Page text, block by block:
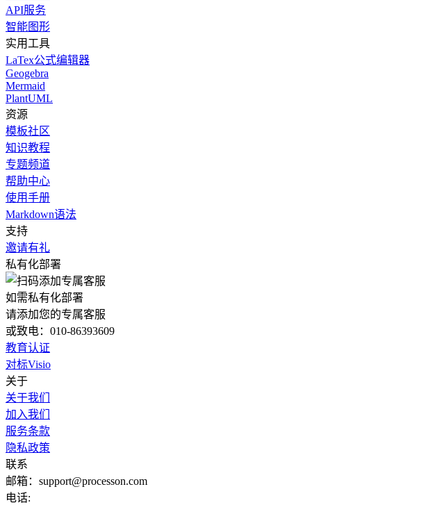
API服务
智能图形
实用工具
LaTex公式编辑器
Geogebra
Mermaid
PlantUML
资源
模板社区
知识教程
专题频道
帮助中心
使用手册
Markdown语法
支持
邀请有礼
私有化部署
如需私有化部署
请添加您的专属客服
或致电：010-86393609
教育认证
对标Visio
关于
关于我们
加入我们
服务条款
隐私政策
联系
邮箱：support@processon.com
电话: